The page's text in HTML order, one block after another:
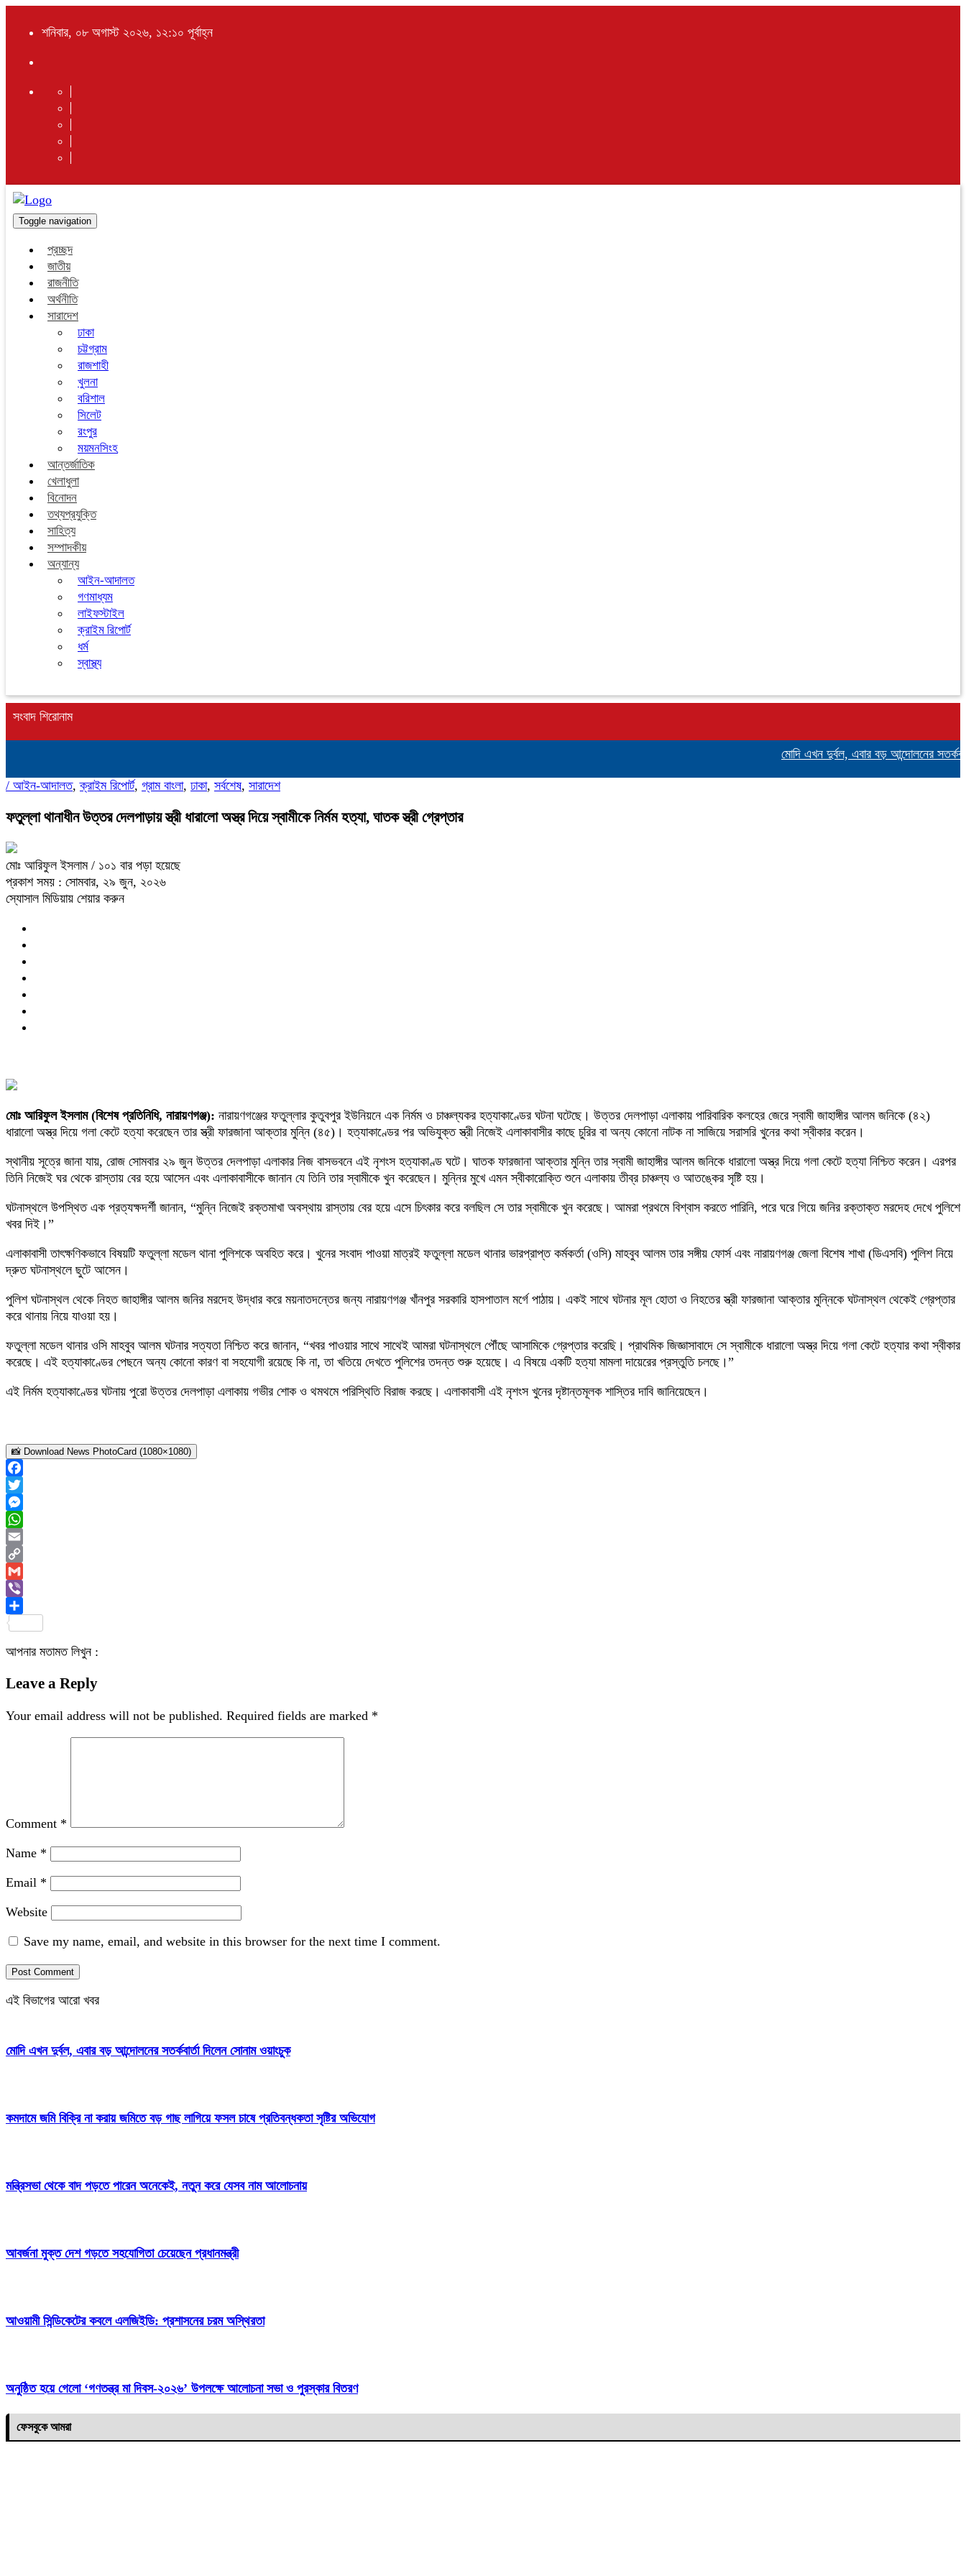
শনিবার, ০৮ অগাস্ট ২০২৬, ১২:১০ পূর্বাহ্ন
Toggle navigation
প্রচ্ছদ
জাতীয়
রাজনীতি
অর্থনীতি
সারাদেশ
ঢাকা
চট্টগ্রাম
রাজশাহী
খুলনা
বরিশাল
সিলেট
রংপুর
ময়মনসিংহ
আন্তর্জাতিক
খেলাধুলা
বিনোদন
তথ্যপ্রযুক্তি
সাহিত্য
সম্পাদকীয়
অন্যান্য
আইন-আদালত
গণমাধ্যম
লাইফস্টাইল
ক্রাইম রিপোর্ট
ধর্ম
স্বাস্থ্য
সংবাদ শিরোনাম
মোদি এখন দুর্বল, এবার বড় আন্দোলনের সতর্কবার্তা
/ আইন-আদালত,ক্রাইম রিপোর্ট, গ্রাম বাংলা, ঢাকা, সর্বশেষ, সারাদেশ
ফতুল্লা থানাধীন উত্তর দেলপাড়ায় স্ত্রী ধারালো অস্ত্র দিয়ে স্বামীকে নির্মম হত্যা, ঘাতক স্ত্রী গ্রেপ্তার
মোঃ আরিফুল ইসলাম / ১০১ বার পড়া হয়েছে
প্রকাশ সময় : সোমবার, ২৯ জুন, ২০২৬
স্যোসাল মিডিয়ায় শেয়ার করুন
মোঃ আরিফুল ইসলাম (​বিশেষ প্রতিনিধি, নারায়ণগঞ্জ): ​নারায়ণগঞ্জের ফতুল্লার কুতুবপুর ইউনিয়নে এক নির্মম ও চাঞ্চল্যকর হত্যাকাণ্ডের ঘটনা ঘটেছে। উত্তর দেলপাড়া এলাকায় পারিবারিক কলহের জেরে স্বামী জাহাঙ্গীর আলম জনিকে (৪২)
ধারালো অস্ত্র দিয়ে গলা কেটে হত্যা করেছেন তার স্ত্রী ফারজানা আক্তার মুন্নি (৪৫)। হত্যাকাণ্ডের পর অভিযুক্ত স্ত্রী নিজেই এলাকাবাসীর কাছে চুরির বা অন্য কোনো নাটক না সাজিয়ে সরাসরি খুনের কথা স্বীকার করেন।
​স্থানীয় সূত্রে জানা যায়, রোজ সোমবার ২৯ জুন উত্তর দেলপাড়া এলাকার নিজ বাসভবনে এই নৃশংস হত্যাকাণ্ড ঘটে। ঘাতক ফারজানা আক্তার মুন্নি তার স্বামী জাহাঙ্গীর আলম জনিকে ধারালো অস্ত্র দিয়ে গলা কেটে হত্যা নিশ্চিত করেন। এরপর
তিনি নিজেই ঘর থেকে রাস্তায় বের হয়ে আসেন এবং এলাকাবাসীকে জানান যে তিনি তার স্বামীকে খুন করেছেন। মুন্নির মুখে এমন স্বীকারোক্তি শুনে এলাকায় তীব্র চাঞ্চল্য ও আতঙ্কের সৃষ্টি হয়।
​ঘটনাস্থলে উপস্থিত এক প্রত্যক্ষদর্শী জানান, “মুন্নি নিজেই রক্তমাখা অবস্থায় রাস্তায় বের হয়ে এসে চিৎকার করে বলছিল সে তার স্বামীকে খুন করেছে। আমরা প্রথমে বিশ্বাস করতে পারিনি, পরে ঘরে গিয়ে জনির রক্তাক্ত মরদেহ দেখে পুলিশে
খবর দিই।”
​এলাকাবাসী তাৎক্ষণিকভাবে বিষয়টি ফতুল্লা মডেল থানা পুলিশকে অবহিত করে। খুনের সংবাদ পাওয়া মাত্রই ফতুল্লা মডেল থানার ভারপ্রাপ্ত কর্মকর্তা (ওসি) মাহবুব আলম তার সঙ্গীয় ফোর্স এবং নারায়ণগঞ্জ জেলা বিশেষ শাখা (ডিএসবি) পুলিশ নিয়ে
দ্রুত ঘটনাস্থলে ছুটে আসেন।
​পুলিশ ঘটনাস্থল থেকে নিহত জাহাঙ্গীর আলম জনির মরদেহ উদ্ধার করে ময়নাতদন্তের জন্য নারায়ণগঞ্জ খাঁনপুর সরকারি হাসপাতাল মর্গে পাঠায়। একই সাথে ঘটনার মূল হোতা ও নিহতের স্ত্রী ফারজানা আক্তার মুন্নিকে ঘটনাস্থল থেকেই গ্রেপ্তার
করে থানায় নিয়ে যাওয়া হয়।
​ফতুল্লা মডেল থানার ওসি মাহবুব আলম ঘটনার সত্যতা নিশ্চিত করে জানান, “খবর পাওয়ার সাথে সাথেই আমরা ঘটনাস্থলে পৌঁছে আসামিকে গ্রেপ্তার করেছি। প্রাথমিক জিজ্ঞাসাবাদে সে স্বামীকে ধারালো অস্ত্র দিয়ে গলা কেটে হত্যার কথা স্বীকার
করেছে। এই হত্যাকাণ্ডের পেছনে অন্য কোনো কারণ বা সহযোগী রয়েছে কি না, তা খতিয়ে দেখতে পুলিশের তদন্ত শুরু হয়েছে। এ বিষয়ে একটি হত্যা মামলা দায়েরের প্রস্তুতি চলছে।”
​এই নির্মম হত্যাকাণ্ডের ঘটনায় পুরো উত্তর দেলপাড়া এলাকায় গভীর শোক ও থমথমে পরিস্থিতি বিরাজ করছে। এলাকাবাসী এই নৃশংস খুনের দৃষ্টান্তমূলক শাস্তির দাবি জানিয়েছেন।
📸 Download News PhotoCard (1080×1080)
Facebook
Twitter
Messenger
WhatsApp
Email
Copy
Link
Gmail
Viber
আপনার মতামত লিখুন :
Leave a Reply
Your email address will not be published. Required fields are marked *
Comment *
Name *
Email *
Website
Save my name, email, and website in this browser for the next time I comment.
এই বিভাগের আরো খবর
মোদি এখন দুর্বল, এবার বড় আন্দোলনের সতর্কবার্তা দিলেন সোনাম ওয়াংচুক
কমদামে জমি বিক্রি না করায় জমিতে বড় গাছ লাগিয়ে ফসল চাষে প্রতিবন্ধকতা সৃষ্টির অভিযোগ
মন্ত্রিসভা থেকে বাদ পড়তে পারেন অনেকেই, নতুন করে যেসব নাম আলোচনায়
আবর্জনা মুক্ত দেশ গড়তে সহযোগিতা চেয়েছেন প্রধানমন্ত্রী
‎আওয়ামী সিন্ডিকেটের কবলে এলজিইডি: প্রশাসনের চরম অস্থিরতা
অনুষ্ঠিত হয়ে গেলো ‘গণতন্ত্র মা দিবস-২০২৬’ উপলক্ষে আলোচনা সভা ও পুরস্কার বিতরণ
ফেসবুকে আমরা